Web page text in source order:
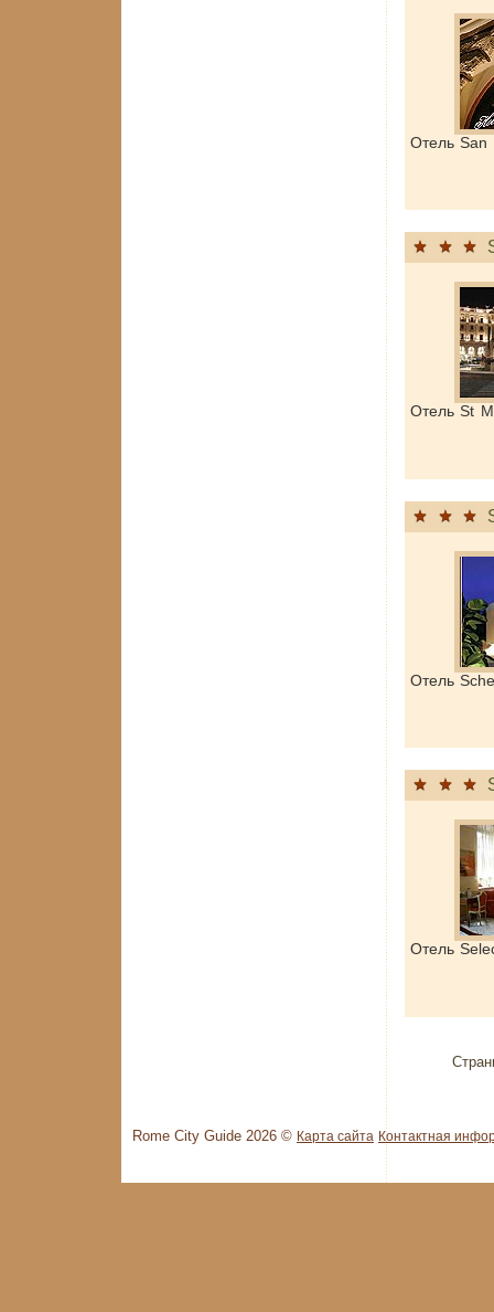
Отель San
Отель St
Отель
Отель
Rome City Guide 2026 © Карта сайта Контактная